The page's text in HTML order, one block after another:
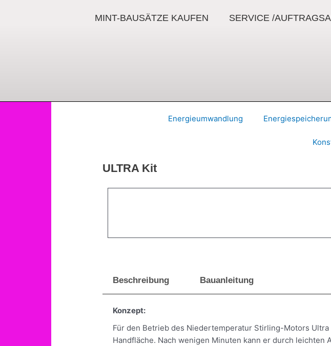
MINT-BAUSÄTZE KAUFEN SERVICE /
Energieumwandlung
ULTRA Kit
Beschreibung Bauanleitung
Konzept:
Für den Betrieb des Niedertemperatur Stirling-Motors
Handfläche. Nach wenigen Minuten kann er durch